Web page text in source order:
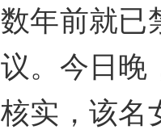
数年前就已
议。今日晚
核实，该名